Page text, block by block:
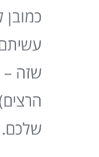
שזה –
שלכם.